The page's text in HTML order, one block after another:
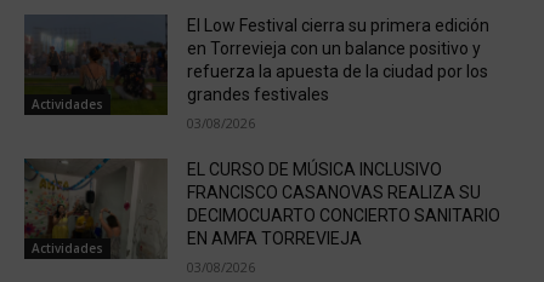
Actividades
El Low Festival cierra su primera edición
en Torrevieja con un balance positivo y
refuerza la apuesta de la ciudad por los
grandes festivales
03/08/2026
Actividades
EL CURSO DE MÚSICA INCLUSIVO
FRANCISCO CASANOVAS REALIZA SU
DECIMOCUARTO CONCIERTO SANITARIO
EN AMFA TORREVIEJA
03/08/2026